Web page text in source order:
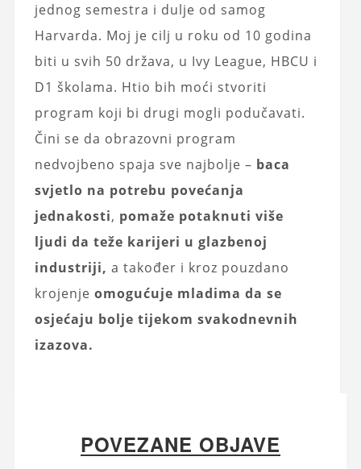
jednog semestra i dulje od samog
Harvarda. Moj je cilj u roku od 10 godina
biti u svih 50 država, u Ivy League, HBCU i
D1 školama. Htio bih moći stvoriti
program koji bi drugi mogli podučavati.
Čini se da obrazovni program
nedvojbeno spaja sve najbolje – baca
svjetlo na potrebu povećanja
jednakosti, pomaže potaknuti više
ljudi da teže karijeri u glazbenoj
industriji, a također i kroz pouzdano
krojenje omogućuje mladima da se
osjećaju bolje tijekom svakodnevnih
izazova.
POVEZANE OBJAVE